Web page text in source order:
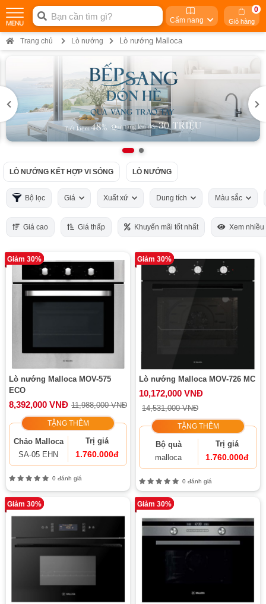
Cẩm nang Giỏ hàng
0
Trang chủ Lò nướng Lò nướng Malloca
LÒ NƯỚNG KẾT HỢP VI SÓNG LÒ NƯỚNG
Bộ lọc Giá Xuất xứ Dung tích Màu sắc
Giá cao Giá thấp Khuyến mãi tốt nhất Xem nhiều
Giảm 30%
Lò nướng Malloca MOV-575
ECO
8,392,000 VNĐ 11,988,000 VNĐ
TẶNG THÊM
Chảo Malloca
SA-05 EHN
Trị giá
1.760.000đ
0 đánh giá
Giảm 30%
Lò nướng Malloca MOV-726 MC
10,172,000 VNĐ
14,531,000 VNĐ
TẶNG THÊM
Bộ quà
malloca
Trị giá
1.760.000đ
0 đánh giá
Giảm 30% Giảm 30%